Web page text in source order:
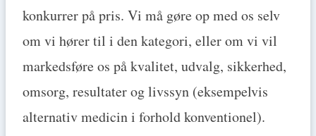
konkurrer på pris. Vi må gøre op med os selv
om vi hører til i den kategori, eller om vi vil
markedsføre os på kvalitet, udvalg, sikkerhed,
omsorg, resultater og livssyn (eksempelvis
alternativ medicin i forhold konventionel).